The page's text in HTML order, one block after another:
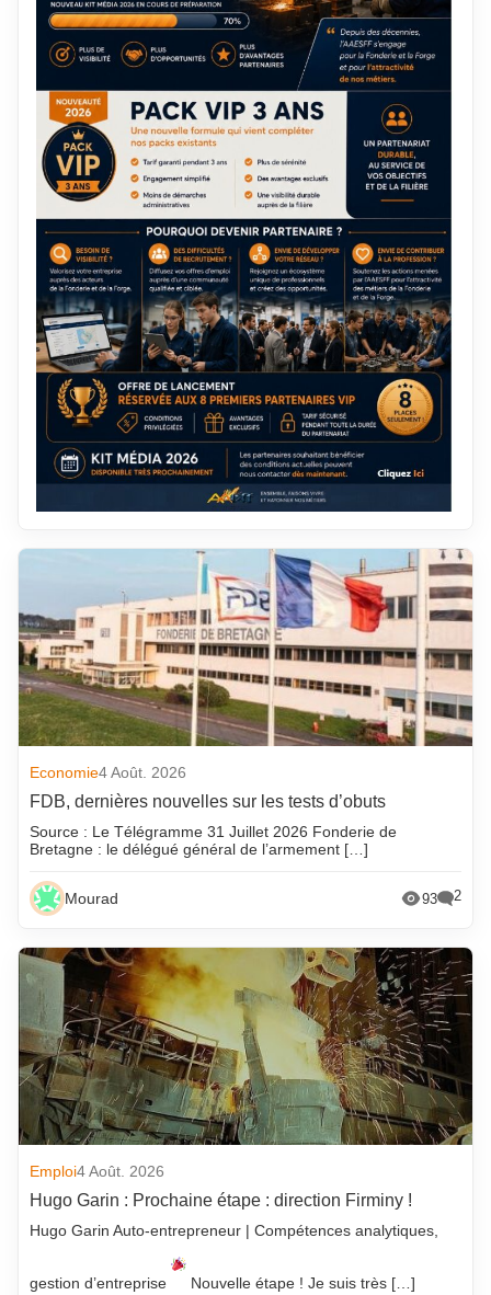
Economie4 Août. 2026
FDB, dernières nouvelles sur les tests d’obuts
Source : Le Télégramme 31 Juillet 2026 Fonderie de
Bretagne : le délégué général de l’armement […]
Mourad 93 2
Emploi4 Août. 2026
Hugo Garin : Prochaine étape : direction Firminy !
Hugo Garin Auto-entrepreneur | Compétences analytiques,
gestion d’entreprise Nouvelle étape ! Je suis très […]